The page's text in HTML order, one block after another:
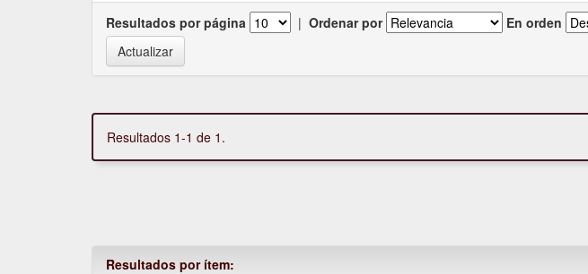
Resultados por página | Ordenar por En orden
Resultados 1-1 de 1.
Resultados por ítem: